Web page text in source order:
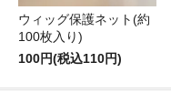
ウィッグ保護ネット(約
100枚入り)
100円(税込110円)